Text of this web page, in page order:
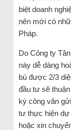
biệt doanh
nên mới có
Pháp.
Do Công ty
này dễ dàng
bù được 2/3
đầu tư sẽ
ký công văn
tư thực hiện dự
hoặc xin